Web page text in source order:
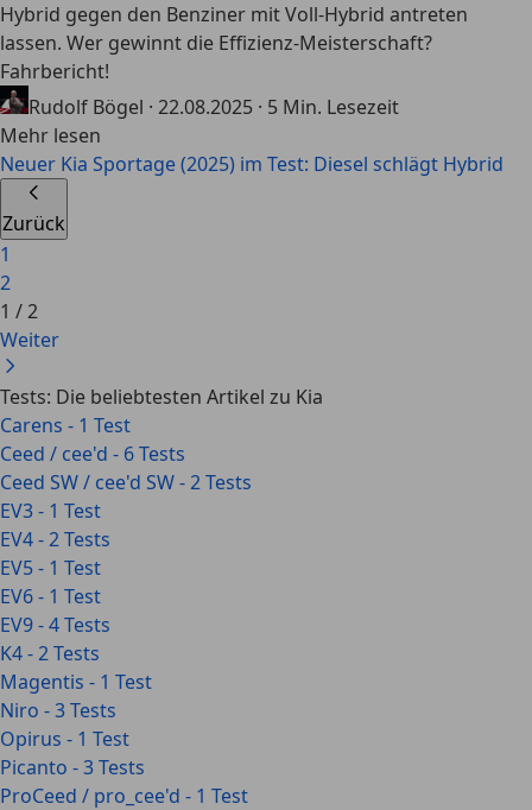
Hybrid gegen den Benziner mit Voll-Hybrid antreten
lassen. Wer gewinnt die Effizienz-Meisterschaft?
Fahrbericht!
Rudolf Bögel · 22.08.2025 · 5 Min. Lesezeit
Mehr lesen
Neuer Kia Sportage (2025) im Test: Diesel schlägt Hybrid
Zurück
1
2
1 /2
Weiter
Tests: Die beliebtesten Artikel zu Kia
Carens - 1 Test
Ceed / cee'd - 6 Tests
Ceed SW / cee'd SW - 2 Tests
EV3 - 1 Test
EV4 - 2 Tests
EV5 - 1 Test
EV6 - 1 Test
EV9 - 4 Tests
K4 - 2 Tests
Magentis - 1 Test
Niro - 3 Tests
Opirus - 1 Test
Picanto - 3 Tests
ProCeed / pro_cee'd - 1 Test